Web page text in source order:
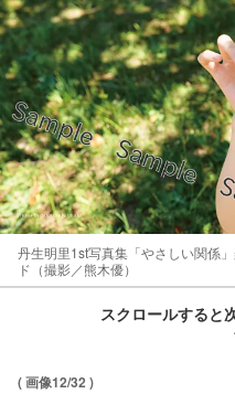
丹生明里1st写真集「やさしい関係
ド（撮影／熊木優）
スクロールすると
( 画像12/32 )